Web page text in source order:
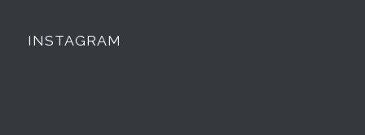
INSTAGRAM